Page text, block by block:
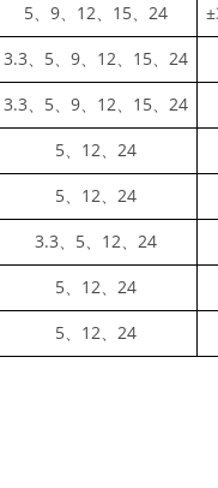
5、9、12、15、24
3.3、5、9、12、15、24
3.3、5、9、12、15、24
5、12、24
5、12、24
3.3、5、12、24
5、12、24
5、12、24